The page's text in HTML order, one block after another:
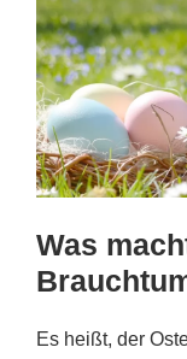
Was
Es heißt, der